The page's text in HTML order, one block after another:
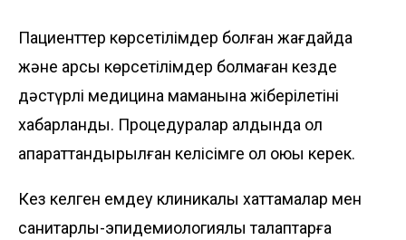
Пациенттер көрсетілімдер болған жағдайда
және қарсы көрсетілімдер болмаған кезде
дәстүрлі медицина маманына жіберілетіні
хабарланды. Процедуралар алдында ол
ақпараттандырылған келісімге қол қоюы керек.
Кез келген емдеу клиникалық хаттамалар мен
санитарлық-эпидемиологиялық талаптарға